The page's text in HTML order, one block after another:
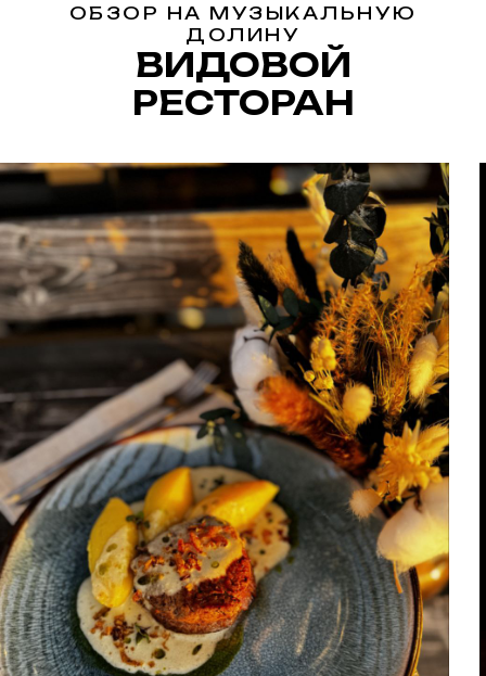
ОБЗОР НА МУЗЫКАЛЬНУЮ
ДОЛИНУ
ВИДОВОЙ
РЕСТОРАН